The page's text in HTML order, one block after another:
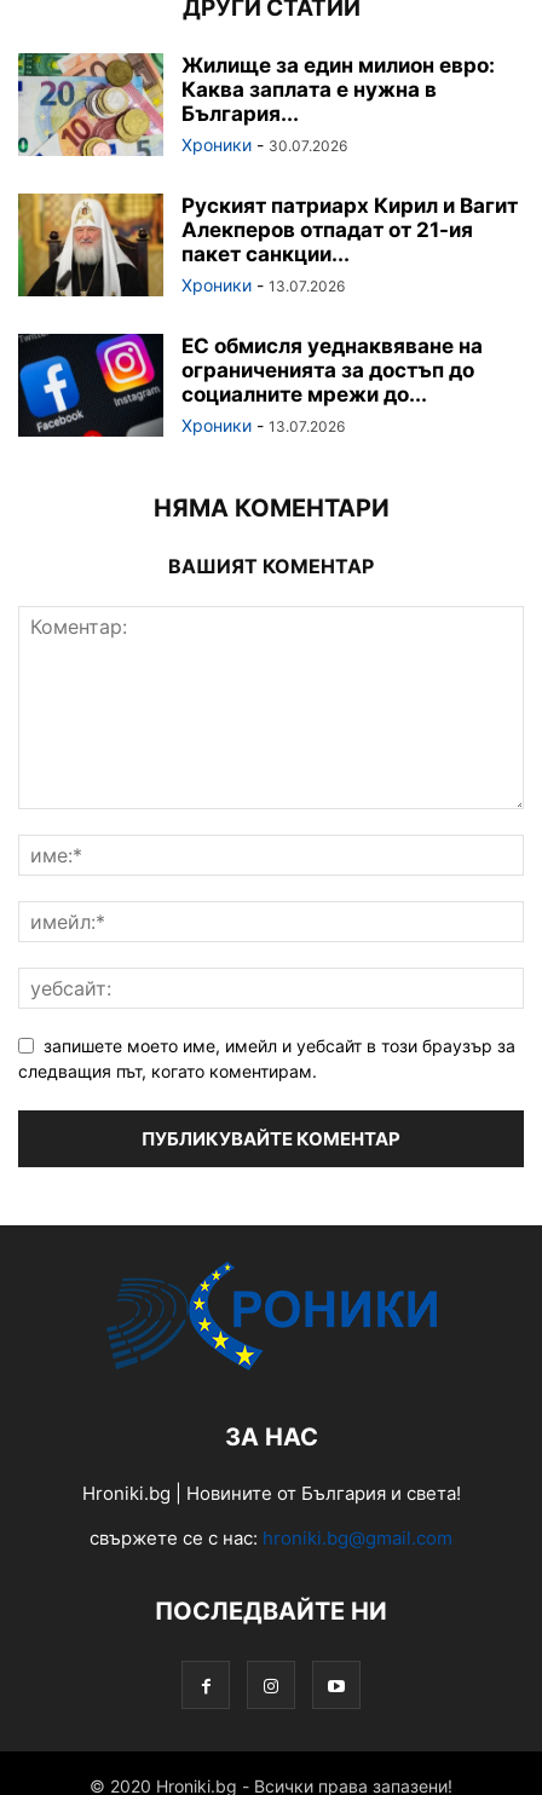
ДРУГИ СТАТИИ
Жилище за един милион евро:
Каква заплата е нужна в
България...
Хроники - 30.07.2026
Руският патриарх Кирил и Вагит
Алекперов отпадат от 21-ия
пакет санкции...
Хроники - 13.07.2026
ЕС обмисля уеднаквяване на
ограниченията за достъп до
социалните мрежи до...
Хроники - 13.07.2026
НЯМА КОМЕНТАРИ
ВАШИЯТ КОМЕНТАР
запишете моето име, имейл и уебсайт в този браузър за
следващия път, когато коментирам.
ЗА НАС
Hroniki.bg | Новините от България и света!
свържете се с нас: hroniki.bg@gmail.com
ПОСЛЕДВАЙТЕ НИ
© 2020 Hroniki.bg - Всички права запазени!